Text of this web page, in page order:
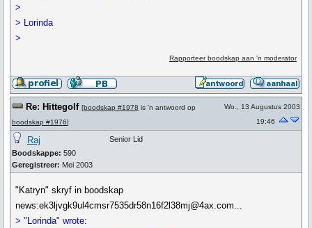
>
> Lorinda
>
Rapporteer boodskap aan 'n moderator
Re: Hittegolf [boodskap #1978 is 'n antwoord op
boodskap #1976]
Wo., 13 Augustus 2003
19:46
Raj
Boodskappe: 590
Geregistreer: Mei 2003
Senior Lid
"Katryn" skryf in boodskap
news:ek3ljvgk9ul4cmsr7535dr58n16f2l38mj@4ax.com...
> "Lorinda" wrote: